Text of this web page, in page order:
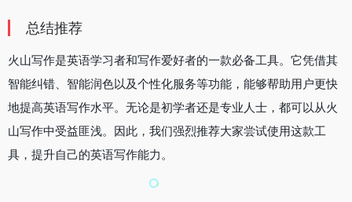
总结推荐
火山写作是英语学习者和写作爱好者的一款必备工具。它凭借其
智能纠错、智能润色以及个性化服务等功能，能够帮助用户更快
地提高英语写作水平。无论是初学者还是专业人士，都可以从火
山写作中受益匪浅。因此，我们强烈推荐大家尝试使用这款工
具，提升自己的英语写作能力。